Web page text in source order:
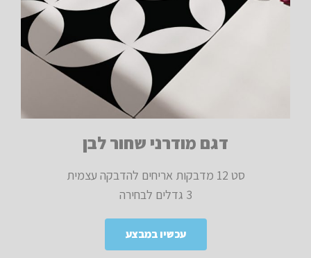
דגם מודרני שחור לבן
סט 12 מדבקות אריחים להדבקה עצמית
3 גדלים לבחירה
עכשיו במבצע